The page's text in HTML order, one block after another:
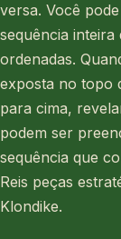
versa. Você
sequência
ordenadas.
exposta no topo
para cima,
podem ser
sequência que
Reis peças
Klondike.